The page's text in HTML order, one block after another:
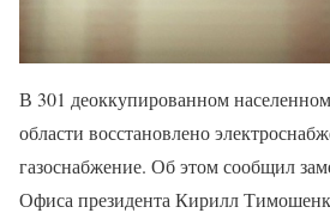
В 301 деоккупированном
области восстановлено
газоснабжение. Об этом сообщил
Офиса президента Кирилл